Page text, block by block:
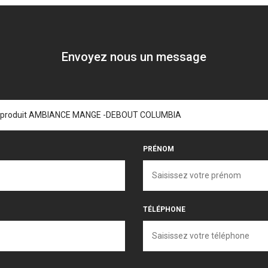
Envoyez nous un message
PRÉNOM
TÉLÉPHONE